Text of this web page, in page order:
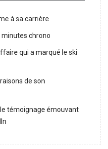
à sa carrière
minutes chrono
qui a marqué le ski
de son
témoignage émouvant